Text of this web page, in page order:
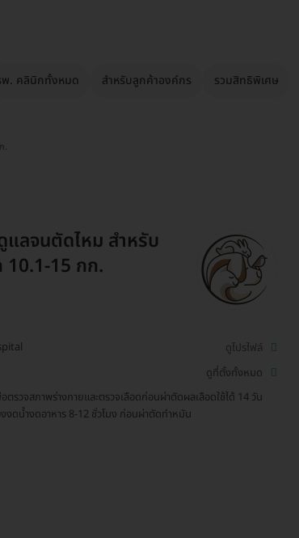
พ. คลินิกทั้งหมด สำหรับลูกค้าองค์กร รวมสิทธิพิเศษ
.
แลจนตัดไหม สำหรับ
15 กก.
ดูโปรไฟล์
ดูที่ตั้งทั้งหมด
รวจสภาพร่างกายและตรวจเลือดก่อนผ่าตัดผลเลือดใช้ได้ 14 วัน
งงดน้ำงดอาหาร 8-12 ชั่วโมง ก่อนผ่าตัดทำหมัน